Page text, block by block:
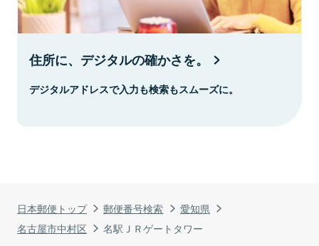
日本郵便トップ 郵便番号検索
愛知県
名古屋市中村区
名駅ＪＲゲートタワー
住所に、デジタルの確かさを。
デジタルアドレスで入力も検索もスムーズに。